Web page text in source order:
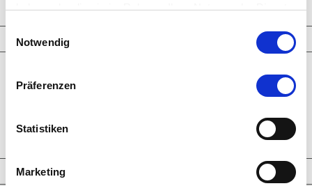
haben oder die sie im Rahmen Ihrer Nutzung der Dienste
Einwilligungsauswahl
Notwendig
Präferenzen
Statistiken
Marketing
Highlights
Larimar
Clear Crystals
Trinity Transformers
Informationen